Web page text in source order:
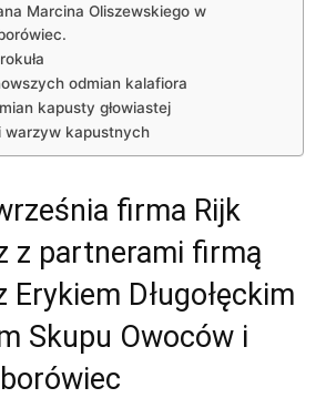
Marcina Oliszewskiego w
odmian kalafiora
kapusty głowiastej
warzyw kapustnych
firma Rijk
z partnerami firmą
Długołęckim
Skupu Owoców i